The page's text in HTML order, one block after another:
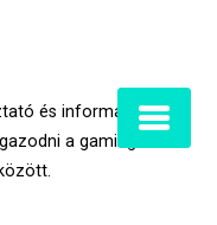
és informatív
a gaming